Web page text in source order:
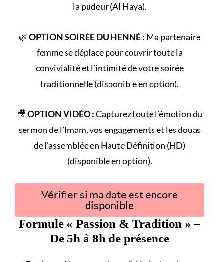
la pudeur (Al Haya).
🌿OPTION SOIRÉE DU HENNÉ : Ma partenaire
femme se déplace pour couvrir toute la
convivialité et l’intimité de votresoirée
traditionnelle(disponible en option).
🎥 OPTION VIDÉO :Capturez toute l’émotion du
sermon de l’Imam, vos engagements et les douas
de l’assemblée en Haute Définition (HD)
(disponible en option).
Vérifier si ma date est encore
disponible
Formule « Passion & Tradition » –
De 5h à 8h de présence